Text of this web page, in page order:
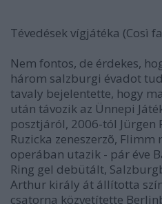
Tévedések vígjátéka (Così
Nem fontos, de érdekes,
három salzburgi évadot
tavaly bejelentette, hogy
után távozik az Ünnepi
posztjáról, 2006-tól Jürgen
Ruzicka zeneszerzõ, Flimm
operában utazik - pár éve
Ring gel debütált,
Arthur király át állította
csatorna közvetítette